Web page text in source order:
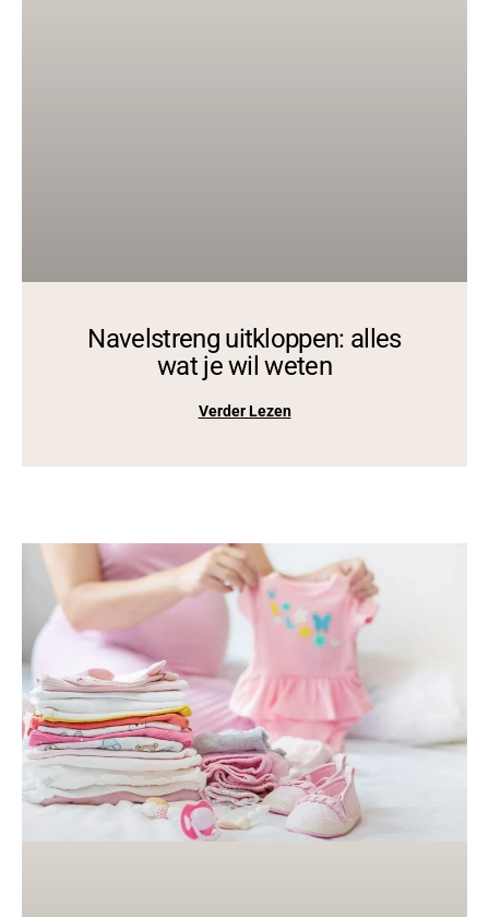
Navelstreng uitkloppen: alles
wat je wil weten
Verder Lezen